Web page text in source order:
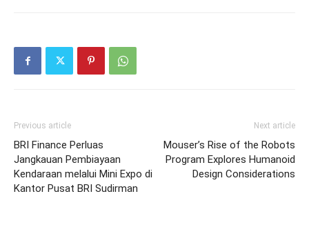
Previous article
BRI Finance Perluas
Jangkauan Pembiayaan
Kendaraan melalui Mini Expo di
Kantor Pusat BRI Sudirman
Next article
Mouser’s Rise of the Robots
Program Explores Humanoid
Design Considerations